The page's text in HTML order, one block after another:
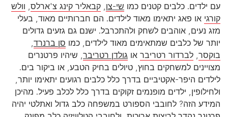
עם ילדים. כלבים קטנים כמו שי-צו קבאליר קינג צ'ארלס וולש
קורגי או פאג יתאימו מאוד לילדים. הם חברותיים מאוד, בעלי
מזג נעים, אוהבים לשחק ולהתכרבל. ישנם גם גזעים גדולים
יותר של כלבים שמתאימים מאוד לילדים, כמו סן ברנרד
בוקסר לברדור רטריבר או גולדן רטריבר , שיהיו פרטנרים
מצויינים למשחקים בחוץ, טיולים בחיק הטבע, או ביקור בים.
לילדים היפר-אקטיביים בדרך כלל כלבים רגועים יתאימו יותר,
ולחילופין, ילדים מופנמים זקוקים בדרך כלל לכלב פעיל. מהיכן
המידע הזה? לחובבי הספורט במשפחה כלב גדול ואתלטי יהיה